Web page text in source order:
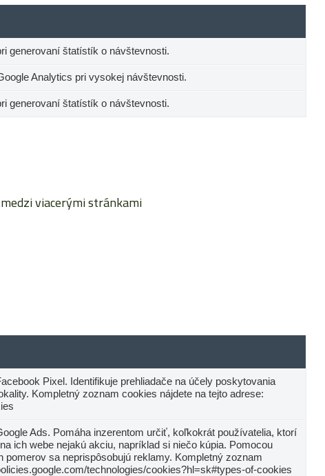
generovaní štatístík o návštevnosti.
Analytics pri vysokej návštevnosti.
generovaní štatístík o návštevnosti.
viacerými stránkami
Pixel. Identifikuje prehliadače na účely poskytovania
Kompletný zoznam cookies nájdete na tejto adrese:
Ads. Pomáha inzerentom určiť, koľkokrát používatelia, ktorí
ich webe nejakú akciu, napríklad si niečo kúpia. Pomocou
sa neprispôsobujú reklamy. Kompletný zoznam
technologies/cookies?hl=sk#types-of-cookies